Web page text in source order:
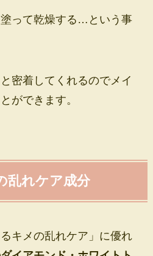
って乾燥する…という事
密着してくれるのでメイ
ができます。
乱れケア成分
キメの乱れケア」に優れ